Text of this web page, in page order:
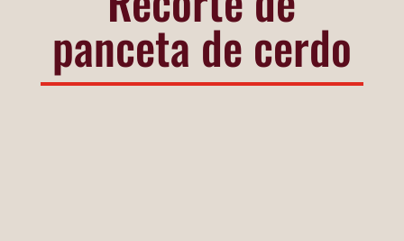
panceta de cerdo